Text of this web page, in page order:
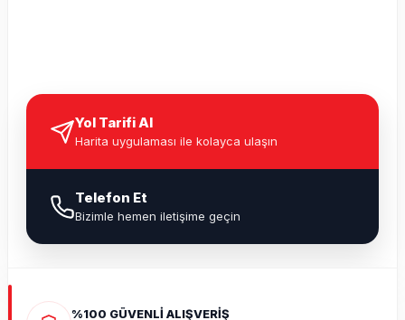
Yol Tarifi Al
Harita uygulaması ile kolayca ulaşın
Telefon Et
Bizimle hemen iletişime geçin
%100 GÜVENLİ ALIŞVERİŞ